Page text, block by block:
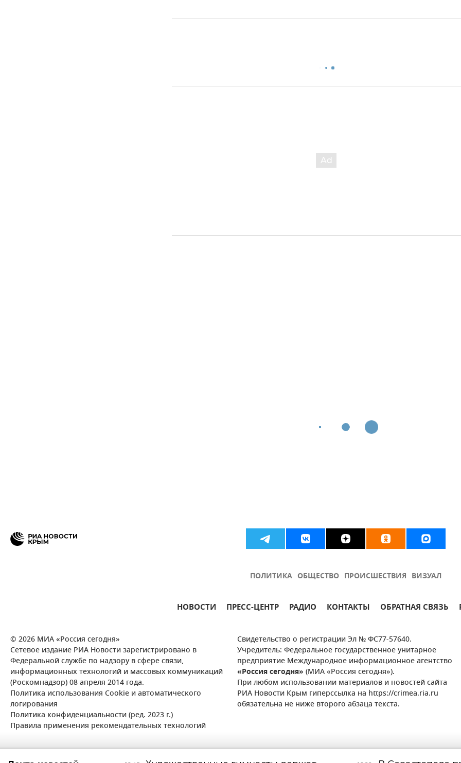
ПОЛИТИКА ОБЩЕСТВО ПРОИСШЕСТВИЯ ВИЗУАЛ
НОВОСТИ ПРЕСС-ЦЕНТР РАДИО КОНТАКТЫ ОБРАТНАЯ СВЯЗЬ
© 2026 МИА «Россия сегодня»
Сетевое издание РИА Новости зарегистрировано в
Федеральной службе по надзору в сфере связи,
информационных технологий и массовых коммуникаций
(Роскомнадзор) 08 апреля 2014 года.
Политика использования Cookie и автоматического
логирования
Политика конфиденциальности (ред. 2023 г.)
Правила применения рекомендательных технологий
Свидетельство о регистрации Эл № ФС77-57640.
Учредитель: Федеральное государственное унитарное
предприятие Международное информационное агентство
«Россия сегодня» (МИА «Россия сегодня»).
При любом использовании материалов и новостей сайта
РИА Новости Крым гиперссылка на https://crimea.ria.ru
обязательна не ниже второго абзаца текста.